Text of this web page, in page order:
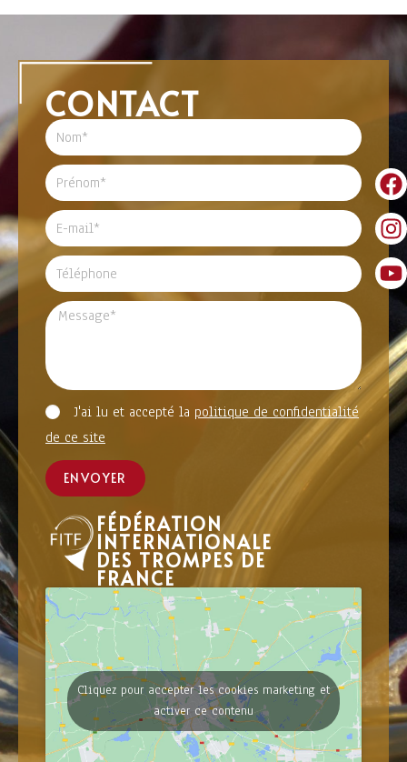
CONTACT
J'ai lu et accepté la politique de confidentialité
de ce site
ENVOYER
FÉDÉRATION
INTERNATIONALE
DES TROMPES DE
FRANCE
Cliquez pour accepter les cookies marketing et
activer ce contenu